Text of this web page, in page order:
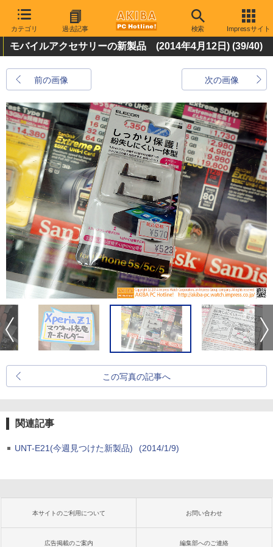
カテゴリ 過去記事 検索 Impressサイト
モバイルアクセサリーの新製品 (2014年4月12日) (39/40)
前の画像 次の画像
この写真の記事へ
関連記事
UNT-E21(今週見つけた新製品) (2014/1/9)
本サイトのご利用について お問い合わせ
広告掲載のご案内 編集部へのご連絡